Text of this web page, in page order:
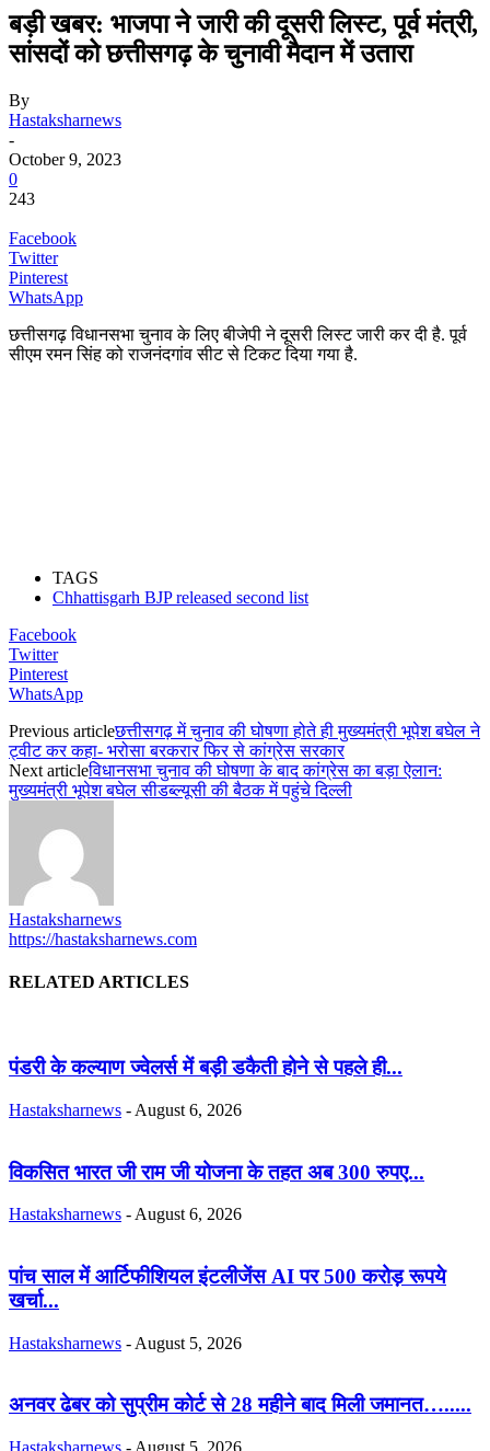
बड़ी खबर: भाजपा ने जारी की दूसरी लिस्ट, पूर्व मंत्री,
सांसदों को छत्तीसगढ़ के चुनावी मैदान में उतारा
By
Hastaksharnews
-
October 9, 2023
0
243
Facebook
Twitter
Pinterest
WhatsApp
छत्तीसगढ़ विधानसभा चुनाव के लिए बीजेपी ने दूसरी लिस्ट जारी कर दी है. पूर्व
सीएम रमन सिंह को राजनंदगांव सीट से टिकट दिया गया है.
TAGS
Chhattisgarh BJP released second list
Facebook
Twitter
Pinterest
WhatsApp
Previous articleछत्तीसगढ़ में चुनाव की घोषणा होते ही मुख्यमंत्री भूपेश बघेल ने
ट्वीट कर कहा- भरोसा बरकरार फिर से कांग्रेस सरकार
Next articleविधानसभा चुनाव की घोषणा के बाद कांग्रेस का बड़ा ऐलान:
मुख्यमंत्री भूपेश बघेल सीडब्ल्यूसी की बैठक में पहुंचे दिल्ली
Hastaksharnews
https://hastaksharnews.com
RELATED ARTICLES
पंडरी के कल्याण ज्वेलर्स में बड़ी डकैती होने से पहले ही...
Hastaksharnews - August 6, 2026
विकसित भारत जी राम जी योजना के तहत अब 300 रुपए...
Hastaksharnews - August 6, 2026
पांच साल में आर्टिफीशियल इंटलीजेंस AI पर 500 करोड़ रूपये
खर्चा...
Hastaksharnews - August 5, 2026
अनवर ढेबर को सुप्रीम कोर्ट से 28 महीने बाद मिली जमानत….....
Hastaksharnews - August 5, 2026